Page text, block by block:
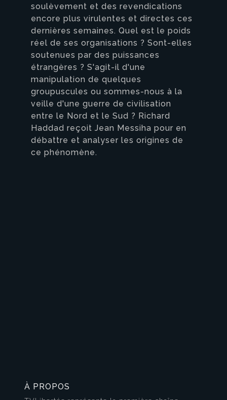
soulèvement et des revendications
encore plus virulentes et directes ces
dernières semaines. Quel est le poids
réel de ses organisations ? Sont-elles
soutenues par des puissances
étrangères ? S'agit-il d'une
manipulation de quelques
groupuscules ou sommes-nous à la
veille d'une guerre de civilisation
entre le Nord et le Sud ? Richard
Haddad reçoit Jean Messiha pour en
débattre et analyser les origines de
ce phénomène.
À PROPOS